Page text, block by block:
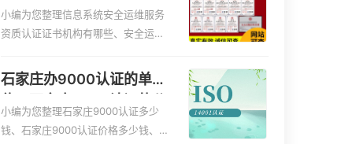
认证知识，详情可查看下方正文！
维服务资质二级
小编为您整理信息系统安全运维服务
资质认证证书机构有哪些、安全运维
服务资质哪家便宜、安全运维服务资
质认证哪家效率高、信息系统安全集
成服务资质认证的申请书相关iso体系
认证知识，详情可查看下方正文！
石家庄办9000认证的单
司
小编为您整理石家庄9000认证多少
钱、石家庄9000认证价格多少钱、石